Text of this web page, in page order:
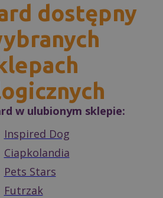
dostępny
w ulubionym sklepie:
Inspired Dog
Ciapkolandia
Pets Stars
Futrzak